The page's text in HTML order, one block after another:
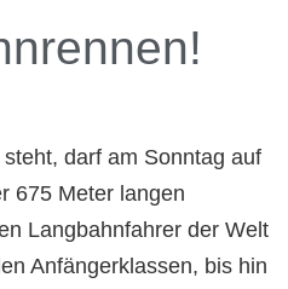
darf am Sonntag auf
675 Meter langen
Langbahnfahrer der Welt
Anfängerklassen, bis hin